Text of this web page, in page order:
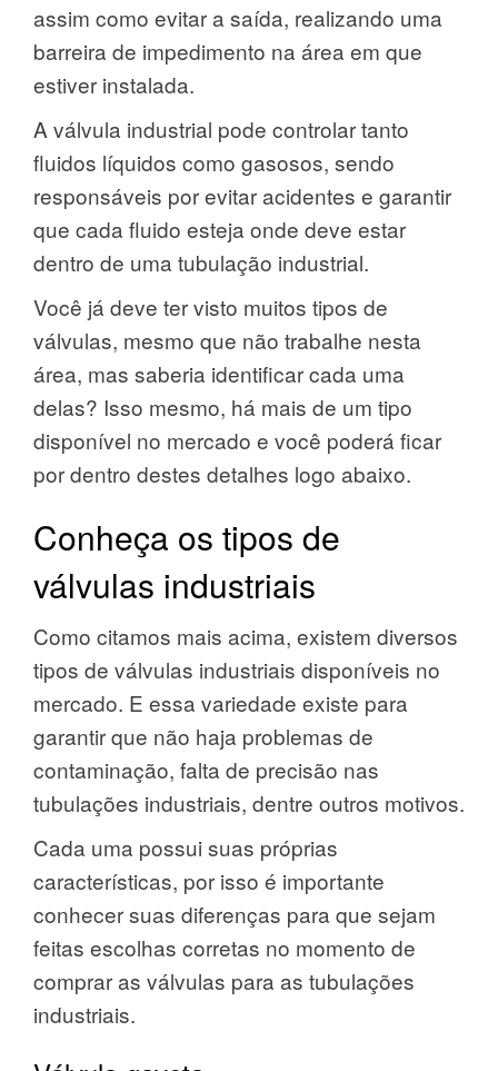
assim como evitar a saída, realizando uma
barreira de impedimento na área em que
estiver instalada.
A válvula industrial pode controlar tanto
fluidos líquidos como gasosos, sendo
responsáveis por evitar acidentes e garantir
que cada fluido esteja onde deve estar
dentro de uma tubulação industrial.
Você já deve ter visto muitos tipos de
válvulas, mesmo que não trabalhe nesta
área, mas saberia identificar cada uma
delas? Isso mesmo, há mais de um tipo
disponível no mercado e você poderá ficar
por dentro destes detalhes logo abaixo.
Conheça os tipos de
válvulas industriais
Como citamos mais acima, existem diversos
tipos de válvulas industriais disponíveis no
mercado. E essa variedade existe para
garantir que não haja problemas de
contaminação, falta de precisão nas
tubulações industriais, dentre outros motivos.
Cada uma possui suas próprias
características, por isso é importante
conhecer suas diferenças para que sejam
feitas escolhas corretas no momento de
comprar as válvulas para as tubulações
industriais.